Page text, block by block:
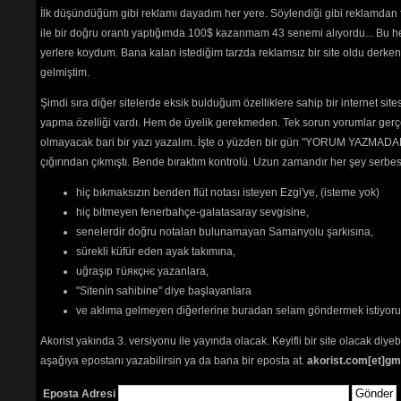
İlk düşündüğüm gibi reklamı dayadım her yere. Söylendiği gibi reklamdan
ile bir doğru orantı yaptığımda 100$ kazanmam 43 senemi alıyordu... Bu
yerlere koydum. Bana kalan istediğim tarzda reklamsız bir site oldu
gelmiştim.
Şimdi sıra diğer sitelerde eksik bulduğum özelliklere sahip bir internet
yapma özelliği vardı. Hem de üyelik gerekmeden. Tek sorun yorumlar
olmayacak bari bir yazı yazalım. İşte o yüzden bir gün "YORUM
çığırından çıkmıştı. Bende bıraktım kontrolü. Uzun zamandır her şey
hiç bıkmaksızın benden flüt notası isteyen Ezgi'ye, (isteme yok)
hiç bitmeyen fenerbahçe-galatasaray sevgisine,
senelerdir doğru notaları bulunamayan Samanyolu şarkısına,
sürekli küfür eden ayak takımına,
uğraşıp тüякçнє yazanlara,
"Sitenin sahibine" diye başlayanlara
ve aklıma gelmeyen diğerlerine buradan selam göndermek
Akorist yakında 3. versiyonu ile yayında olacak. Keyifli bir site olacak
aşağıya epostanı yazabilirsin ya da bana bir eposta at.
Eposta Adresi